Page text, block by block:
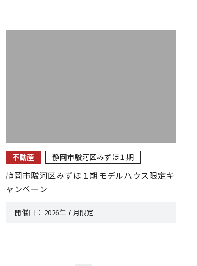
不動産 静岡市駿河区みずほ１期
静岡市駿河区みずほ１期モデルハウス限定キ
ャンペーン
開催日： 2026年７月限定